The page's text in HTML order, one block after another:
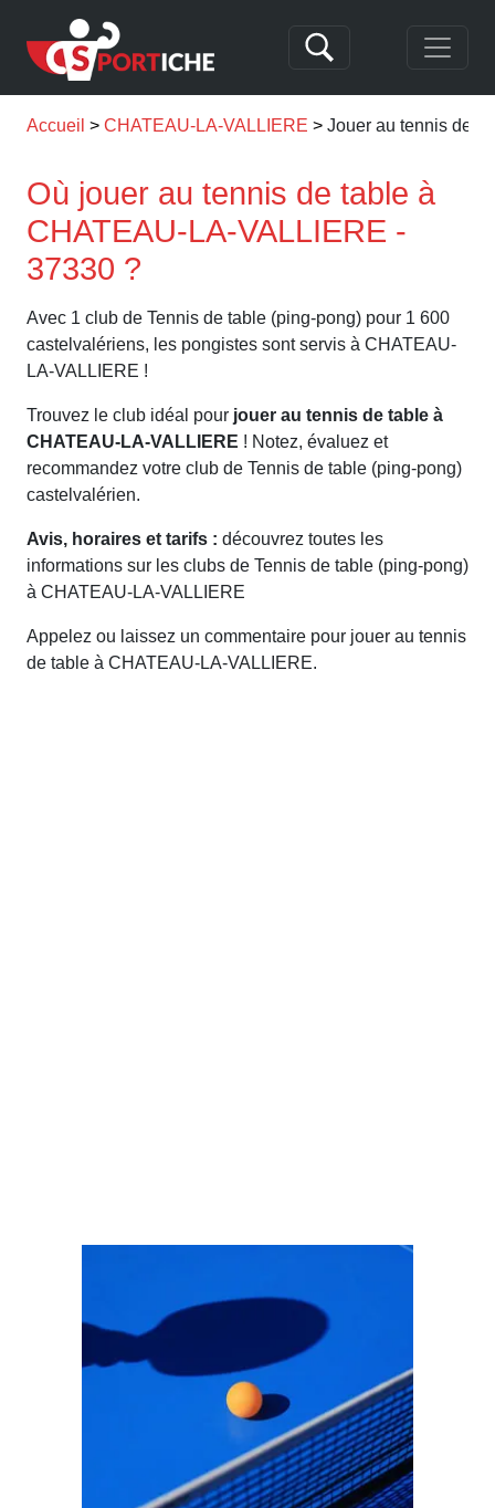
Accueil CHATEAU-LA-VALLIERE Jouer au tennis de
Où jouer au tennis de table à
CHATEAU-LA-VALLIERE -
37330 ?
Avec 1 club de Tennis de table (ping-pong) pour 1 600
castelvalériens, les pongistes sont servis à CHATEAU-
LA-VALLIERE !
Trouvez le club idéal pour jouer au tennis de table à
CHATEAU-LA-VALLIERE ! Notez, évaluez et
recommandez votre club de Tennis de table (ping-pong)
castelvalérien.
Avis, horaires et tarifs : découvrez toutes les
informations sur les clubs de Tennis de table (ping-pong)
à CHATEAU-LA-VALLIERE
Appelez ou laissez un commentaire pour jouer au tennis
de table à CHATEAU-LA-VALLIERE.